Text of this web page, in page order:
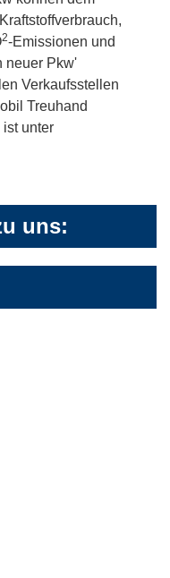
2-Emissionen und
neuer Pkw'
Verkaufsstellen
Treuhand
unter
uns: